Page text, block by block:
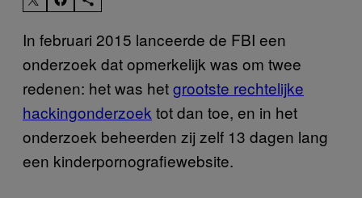
In februari 2015 lanceerde de FBI een
onderzoek dat opmerkelijk was om twee
redenen: het was hetgrootste rechtelijke
hackingonderzoek tot dan toe, en in het
onderzoek beheerden zij zelf 13 dagen lang
een kinderpornografiewebsite.